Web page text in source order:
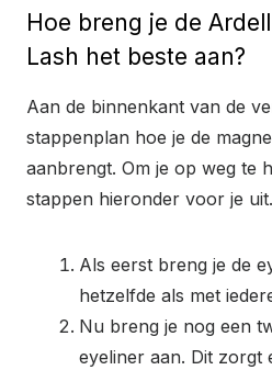
Hoe breng je de
Lash het beste aan?
Aan de binnenkant van de
stappenplan hoe je de
aanbrengt. Om je op weg te
stappen hieronder voor je uit.
Als eerst breng je de
hetzelfde als met
Nu breng je nog een
eyeliner aan. Dit zorgt